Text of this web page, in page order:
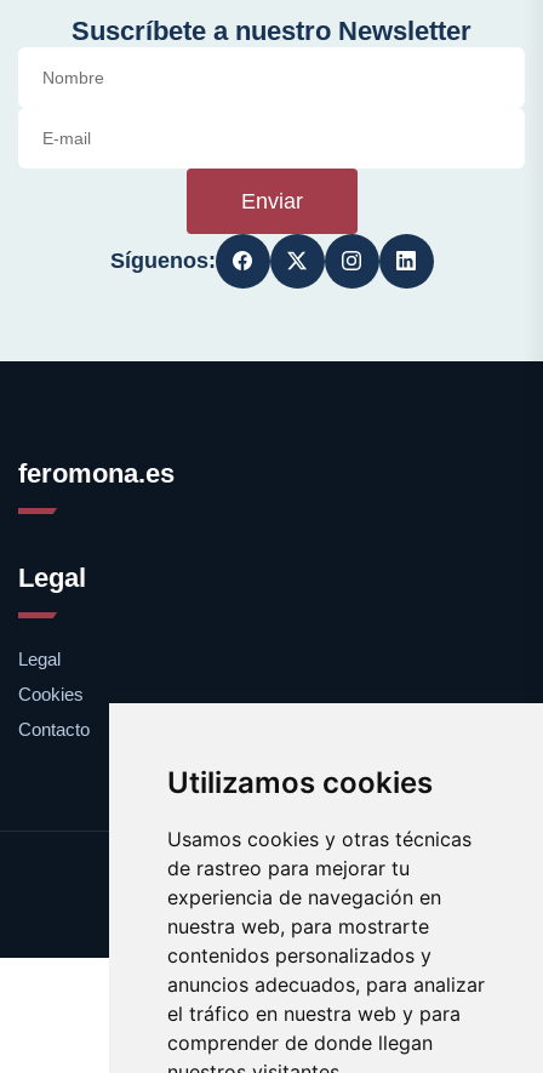
Utilizamos cookies
Usamos cookies y otras técnicas
de rastreo para mejorar tu
experiencia de navegación en
nuestra web, para mostrarte
contenidos personalizados y
anuncios adecuados, para analizar
el tráfico en nuestra web y para
comprender de donde llegan
Suscríbete a nuestro Newsletter
Enviar
Síguenos:
feromona.es
Legal
Legal
Cookies
Contacto
Update cookies preferences
Copyright © 2025 feromona.es